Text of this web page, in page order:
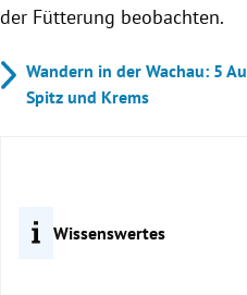
der Fütterung beobachten.
Wandern in der Wachau: 5
Spitz und Krems
Wissenswertes